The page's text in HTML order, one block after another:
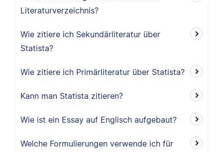
Literaturverzeichnis?
Wie zitiere ich Sekundärliteratur über
Statista?
Wie zitiere ich Primärliteratur über Statista?
Kann man Statista zitieren?
Wie ist ein Essay auf Englisch aufgebaut?
Welche Formulierungen verwende ich für